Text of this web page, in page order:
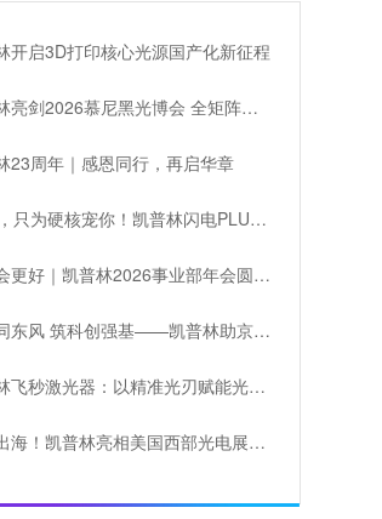
开启3D打印核心光源国产化新征程
凯普林亮剑2026慕尼黑光博会 全矩阵激光解决方案破解全球产业痛点
23周年｜感恩同行，再启华章
23年，只为硬核宠你！凯普林闪电PLUS携1000元豪礼，引爆全场
明天会更好｜凯普林2026事业部年会圆满举行
乘协同东风 筑科创强基——凯普林助京津冀激光产业共兴
凯普林飞秒激光器：以精准光刃赋能光栅刻写工艺
逐光出海！凯普林亮相美国西部光电展，以核心技术叩响国际大门